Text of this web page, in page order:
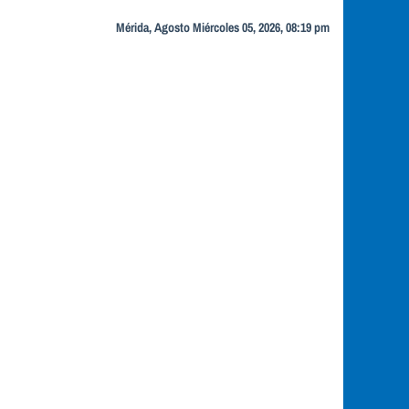
Mérida, Agosto Miércoles 05, 2026, 08:19 pm